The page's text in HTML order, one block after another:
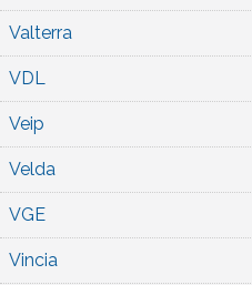
Valterra
VDL
Veip
Velda
VGE
Vincia